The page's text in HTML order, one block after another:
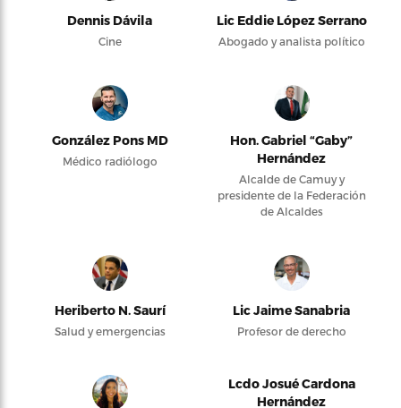
Dennis Dávila
Cine
Lic Eddie López Serrano
Abogado y analista político
González Pons MD
Médico radiólogo
Hon. Gabriel “Gaby”
Hernández
Alcalde de Camuy y
presidente de la Federación
de Alcaldes
Heriberto N. Saurí
Salud y emergencias
Lic Jaime Sanabria
Profesor de derecho
Lcdo Josué Cardona
Hernández